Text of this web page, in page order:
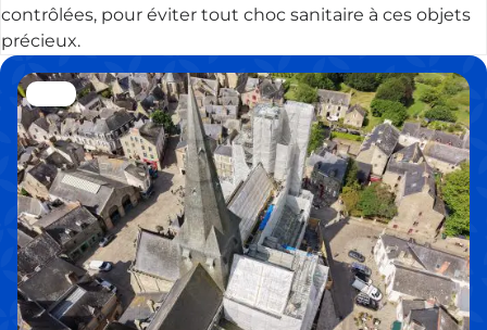
contrôlées, pour éviter tout choc sanitaire à ces objets
précieux.